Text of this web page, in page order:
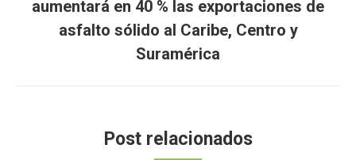
Publicación
siguiente:
aumentará en 40 % las exportaciones de
asfalto sólido al Caribe, Centro y
Suramérica
Post relacionados